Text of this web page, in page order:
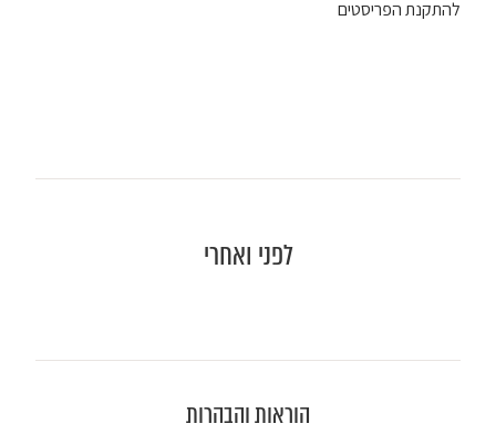
להתקנת הפריסטים
לפני ואחרי
הוראות והבהרות